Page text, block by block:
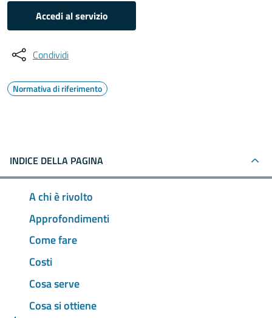
Accedi al servizio
Condividi
Normativa di riferimento
INDICE DELLA PAGINA
A chi è rivolto
Approfondimenti
Come fare
Costi
Cosa serve
Cosa si ottiene